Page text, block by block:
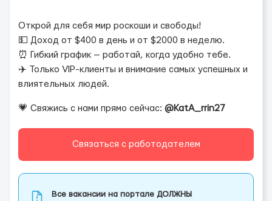
Открой для себя мир роскоши и свободы!
💵 Доход от $400 в день и от $2000 в неделю.
⏰ Гибкий график — работай, когда удобно тебе.
✈️ Только VIP-клиенты и внимание самых успешных и
влиятельных людей.
💗 Свяжись с нами прямо сейчас: @KatA_rrin27
Связаться с работодателем
Все вакансии на портале ДОЛЖНЫ